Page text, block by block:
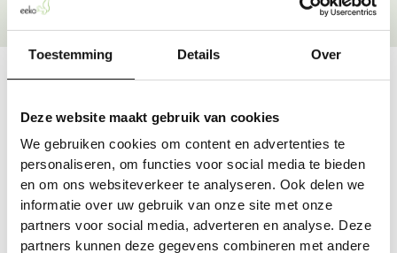
Toestemming Details Over
Deze website maakt gebruik van cookies
We gebruiken cookies om content en advertenties te
personaliseren, om functies voor social media te bieden
en om ons websiteverkeer te analyseren. Ook delen we
informatie over uw gebruik van onze site met onze
partners voor social media, adverteren en analyse. Deze
partners kunnen deze gegevens combineren met andere
Vraag & antwoord
De meest voorkomende vragen over onze dienst vind
je hier.
Bekijk alle antwoorden